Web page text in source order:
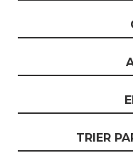
TRIER